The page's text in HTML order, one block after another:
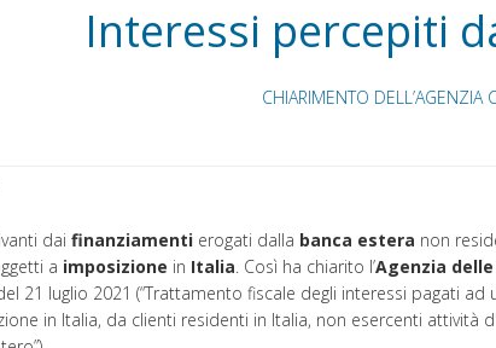
Interessi percepiti
CHIARIMENTO DELL’AGENZIA
dai finanziamenti erogati dalla banca estera non
a imposizione in Italia. Così ha chiarito l’Agenzia
21 luglio 2021 (“Trattamento fiscale degli interessi pagati ad
in Italia, da clienti residenti in Italia, non esercenti attività